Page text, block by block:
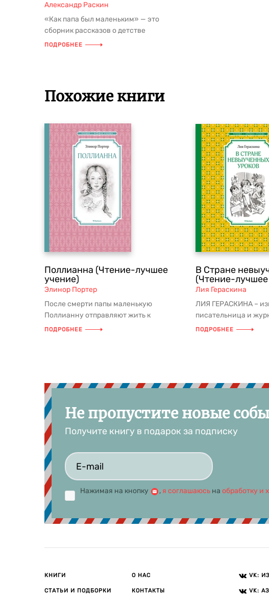
Александр Раскин
«Как папа был маленьким» — это
сборник рассказов о детстве
Александра Раскина. В них он
ПОДРОБНЕЕ
Похожие книги
Поллианна (Чтение-лучшее
учение)
Элинор Портер
После смерти папы маленькую
Поллианну отправляют жить к
сварливой тетке. Впереди у нее еще
ПОДРОБНЕЕ
В Стране
(Чтение-
Лия Гераскина
ЛИЯ ГЕРАСКИНА –
писательница и
она сочиняла пьесы,
ПОДРОБНЕЕ
Не пропустите новые
Получите книгу в подарок за подписку
Нажимая на кнопку , я соглашаюсь на обработку и
КНИГИ
СТАТЬИ И ПОДБОРКИ
О НАС
КОНТАКТЫ
VK:
VK: